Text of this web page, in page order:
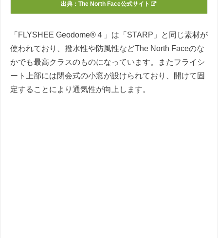
出典：The North Face公式サイト
「FLYSHEE Geodome®４」は「STARP」と同じ素材が
使われており、撥水性や防風性などThe North Faceのな
かでも最高クラスのものになっています。またフライシ
ート上部には閉会式の小窓が設けられており、開けて固
定することにより通気性が向上します。